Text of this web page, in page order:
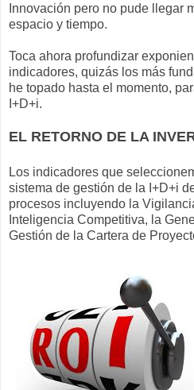
Innovación pero no pude llegar
espacio y tiempo.
Toca ahora profundizar
indicadores, quizás los más
he topado hasta el momento,
I+D+i.
EL RETORNO DE LA
Los indicadores que
sistema de gestión de la I+D+i
procesos incluyendo la
Inteligencia Competitiva, la
Gestión de la Cartera de